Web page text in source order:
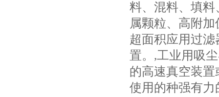
料、混料、填
属颗粒、高附
超面积应用过
置。,工业用吸
的高速真空装
使用的种强有